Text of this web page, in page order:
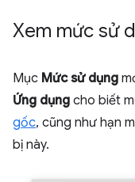
Xem mức sử
Mục Mức sử dụng
Ứng dụng cho biết
gốc, cũng như hạn
bị này.